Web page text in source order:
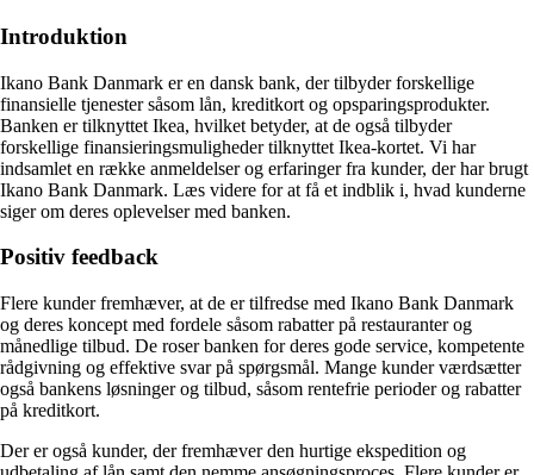
Introduktion
Ikano Bank Danmark er en dansk bank, der tilbyder forskellige
finansielle tjenester såsom lån, kreditkort og opsparingsprodukter.
Banken er tilknyttet Ikea, hvilket betyder, at de også tilbyder
forskellige finansieringsmuligheder tilknyttet Ikea-kortet. Vi har
indsamlet en række anmeldelser og erfaringer fra kunder, der har brugt
Ikano Bank Danmark. Læs videre for at få et indblik i, hvad kunderne
siger om deres oplevelser med banken.
Positiv feedback
Flere kunder fremhæver, at de er tilfredse med Ikano Bank Danmark
og deres koncept med fordele såsom rabatter på restauranter og
månedlige tilbud. De roser banken for deres gode service, kompetente
rådgivning og effektive svar på spørgsmål. Mange kunder værdsætter
også bankens løsninger og tilbud, såsom rentefrie perioder og rabatter
på kreditkort.
Der er også kunder, der fremhæver den hurtige ekspedition og